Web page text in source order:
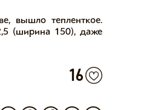
вышло тепленткое.
(ширина 150), даже
16